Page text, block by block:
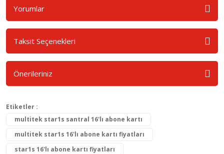
Yorumlar
Taksit Seçenekleri
Önerileriniz
Etiketler :
multitek star1s santral 16'lı abone kartı
multitek star1s 16'lı abone kartı fiyatları
star1s 16'lı abone kartı fiyatları